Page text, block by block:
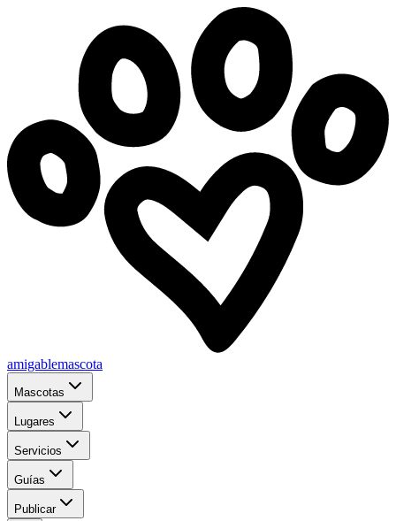
amigablemascota
Mascotas
Lugares
Servicios
Guías
Publicar